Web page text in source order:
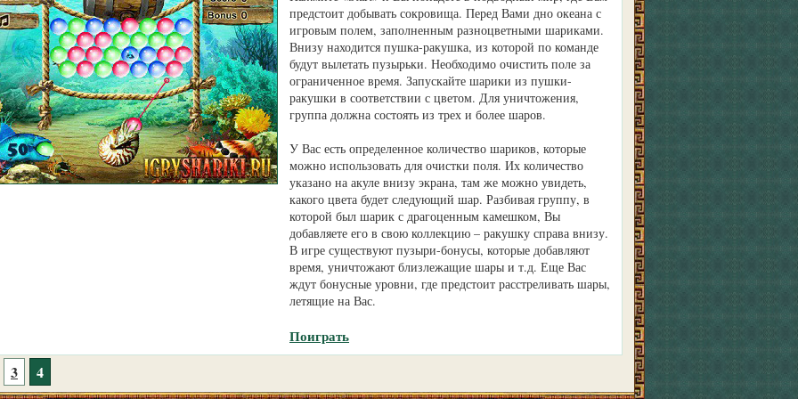
предстоит добывать сокровища. Перед Вами дно океана с
игровым полем, заполненным разноцветными шариками.
Внизу находится пушка-ракушка, из которой по команде
будут вылетать пузырьки. Необходимо очистить поле за
ограниченное время. Запускайте шарики из пушки-
ракушки в соответствии с цветом. Для уничтожения,
группа должна состоять из трех и более шаров.
У Вас есть определенное количество шариков, которые
можно использовать для очистки поля. Их количество
указано на акуле внизу экрана, там же можно увидеть,
какого цвета будет следующий шар. Разбивая группу, в
которой был шарик с драгоценным камешком, Вы
добавляете его в свою коллекцию – ракушку справа внизу.
В игре существуют пузыри-бонусы, которые добавляют
время, уничтожают близлежащие шары и т.д. Еще Вас
ждут бонусные уровни, где предстоит расстреливать шары,
летящие на Вас.
Поиграть
3 4